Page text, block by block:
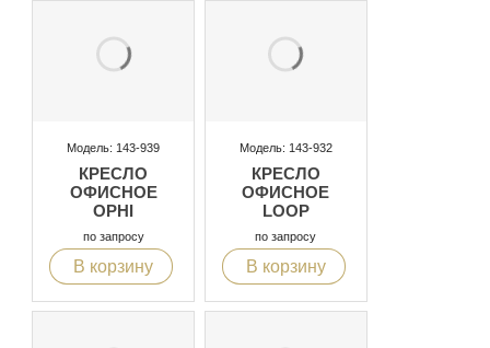
Модель: 143-939
КРЕСЛО
ОФИСНОЕ
OPHI
по запросу
В корзину
Модель: 143-932
КРЕСЛО
ОФИСНОЕ
LOOP
по запросу
В корзину